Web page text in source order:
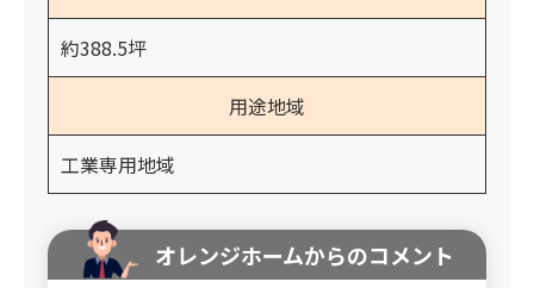
約388.5坪
用途地域
工業専用地域
オレンジホームからのコメント